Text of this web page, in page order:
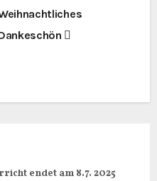
endet am 8.7. 2025